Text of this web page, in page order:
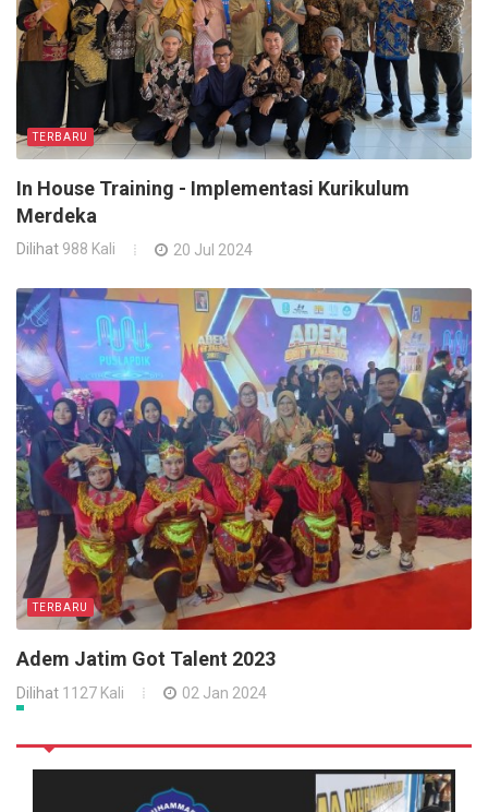
TERBARU
In House Training - Implementasi Kurikulum
Merdeka
Dilihat 988 Kali 20 Jul 2024
TERBARU
Adem Jatim Got Talent 2023
Dilihat 1127 Kali 02 Jan 2024